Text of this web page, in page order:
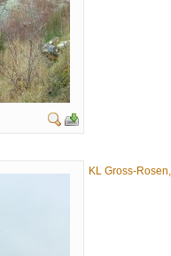
KL Gross-